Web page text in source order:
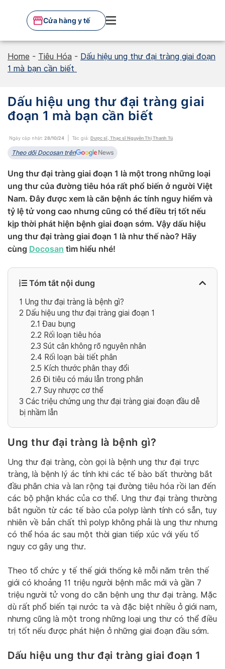
content
Cửa hàng y tế
Home - Tiêu Hóa - Dấu hiệu ung thư đại tràng giai đoạn
1 mà bạn cần biết
Dấu hiệu ung thư đại tràng giai
đoạn 1 mà bạn cần biết
Ngày cập nhật: 28/10/24 Tác giả: Dược sĩ, Thạc sĩ Nguyễn Thị Thanh Tú
Theo dõi Docosan trên
Ung thư đại tràng giai đoạn 1 là một trong những loại
ung thư của đường tiêu hóa rất phổ biến ở người Việt
Nam. Đây được xem là căn bệnh ác tính nguy hiểm và
tỷ lệ tử vong cao nhưng cũng có thể điều trị tốt nếu
kịp thời phát hiện bệnh giai đoạn sớm. Vậy dấu hiệu
ung thư đại tràng giai đoạn 1 là như thế nào? Hãy
cùng Docosan tìm hiểu nhé!
Tóm tắt nội dung
1 Ung thư đại tràng là bệnh gì?
2 Dấu hiệu ung thư đại tràng giai đoạn 1
2.1 Đau bụng
2.2 Rối loạn tiêu hóa
2.3 Sút cân không rõ nguyên nhân
2.4 Rối loạn bài tiết phân
2.5 Kích thước phân thay đổi
2.6 Đi tiêu có máu lẫn trong phân
2.7 Suy nhược cơ thể
3 Các triệu chứng ung thư đại tràng giai đoạn đầu dễ
bị nhầm lẫn
Ung thư đại tràng là bệnh gì?
Ung thư đại tràng, còn gọi là bệnh ung thư đại trực
tràng, là bệnh lý ác tính khi các tế bào bất thường bắt
đầu phân chia và lan rộng tại đường tiêu hóa rồi lan đến
các bộ phận khác của cơ thể. Ung thư đại tràng thường
bắt nguồn từ các tế bào của polyp lành tính có sẵn, tuy
nhiên về bản chất thì polyp không phải là ung thư nhưng
có thể hóa ác sau một thời gian tiếp xúc với yếu tố
nguy cơ gây ung thư.
Theo tổ chức y tế thế giới thống kê mỗi năm trên thế
giới có khoảng 11 triệu người bệnh mắc mới và gần 7
triệu người tử vong do căn bệnh ung thư đại tràng. Mặc
dù rất phổ biến tại nước ta và đặc biệt nhiều ở giới nam,
nhưng cũng là một trong những loại ung thư có thể điều
trị tốt nếu được phát hiện ở những giai đoạn đầu sớm.
Dấu hiệu ung thư đại tràng giai đoạn 1